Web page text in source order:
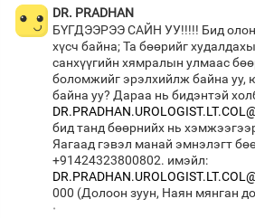
DR. PRADHAN
БҮГДЭЭРЭЭ САЙН УУ!!!!! Бид олон
хүсч байна; Та бөөрийг
санхүүгийн хямралын улмаас
боломжийг эрэлхийлж байна уу,
байна уу? Дараа нь бидэнтэй
бид танд бөөрнийх нь
Яагаад гэвэл манай эмнэлэгт
+91424323800802. имэйл:
000 (Долоон зуун, Наян мянган
·